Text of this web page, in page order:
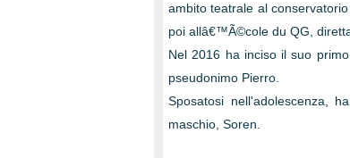
ambito teatrale al
poi allâ€™Ã©cole du QG,
Nel 2016 ha inciso il suo
pseudonimo Pierro.
Sposatosi nell'adolescenza,
maschio, Soren.